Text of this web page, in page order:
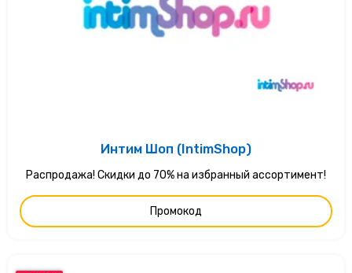
Интим Шоп (IntimShop)
Распродажа! Скидки до 70% на избранный ассортимент!
Промокод